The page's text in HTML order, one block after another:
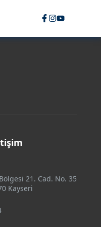
21. Cad. No. 35
Kayseri